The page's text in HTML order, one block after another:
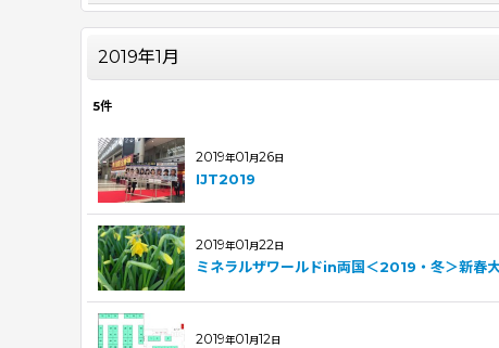
2019年1月
5件
2019年01月26日
IJT2019
2019年01月22日
ミネラルザワールドin両国＜2019・冬＞新春
2019年01月12日